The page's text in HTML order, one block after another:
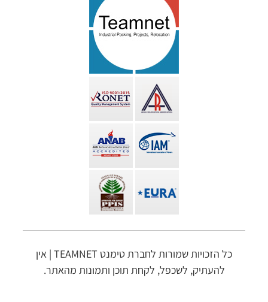
כל הזכויות שמורות לחברת טימנט TEAMNET | אין
להעתיק, לשכפל, לקחת תוכן ותמונות מהאתר.